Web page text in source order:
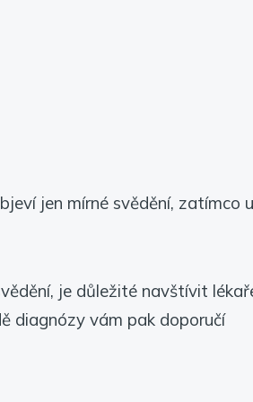
jen mírné svědění, zatímco u
je důležité navštívit
diagnózy vám pak doporučí